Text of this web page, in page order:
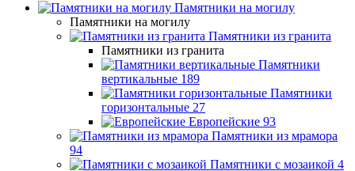
Памятники на могилу
Памятники на могилу
Памятники из гранита
Памятники из гранита
Памятники
вертикальные 189
Памятники
горизонтальные 27
Европейские 93
Памятники из мрамора
94
Памятники с мозаикой 4